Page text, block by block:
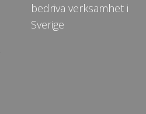
bedriva verksamhet i
Sverige